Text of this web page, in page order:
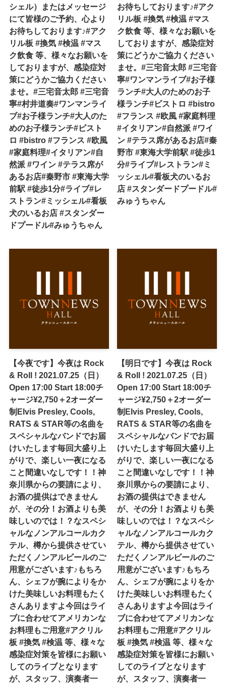
シェル）またはメッセージ
にて皆様のご予約、心より
お待ちしております♪#アク
リル板 #換気 #検温 #マス
ク飲食 等、様々なお願いを
しておりますが、感染症対
策にどうかご協力ください
ませ。#三宅音太郎 #三宅音
寧#村井道奏#ワンマンライ
ブ#お子様ランチ#大人のた
めのお子様ランチ#ビスト
ロ #bistro #フランス #欧風
#家庭料理#イタリアン#自
然派 #ワイン #テラス席が
あるお店#秦野市 #東海大学
前駅 #徒歩1分#ライブ#レ
ストラン#ミッシェル#看板
犬のいるお店 #スタンダー
ドプードル#みゅうちゃん
お待ちしております♪#アク
リル板 #換気 #検温 #マス
ク飲食 等、様々なお願いを
しておりますが、感染症対
策にどうかご協力ください
ませ。#三宅音太郎 #三宅音
寧#ワンマンライブ#お子様
ランチ#大人のためのお子
様ランチ#ビストロ #bistro
#フランス #欧風 #家庭料理
#イタリアン#自然派 #ワイ
ン #テラス席があるお店#秦
野市 #東海大学前駅 #徒歩1
分#ライブ#レストラン#ミ
ッシェル#看板犬のいるお
店 #スタンダードプードル#
みゅうちゃん
【今夜です】今夜は Rock
& Roll ! 2021.07.25（日）
Open 17:00 Start 18:00チ
ャージ¥2,750＋2オーダー
制Elvis Presley, Cools,
RATS & STAR等の名曲を
スペシャルなバンドでお届
けいたします毎回大盛り上
がりで、楽しい一夜になる
こと間違いなしです！！神
奈川県からの要請により、
お酒の提供はできません
が、その分！お酒よりも美
味しいのでは！？なスペシ
ャルなノンアルコールカク
テル、樽から提供させてい
ただくノンアルビールのご
用意がございます♪もちろ
ん、シェフが腕によりをか
けた美味しいお料理もたく
さんありますよ今回はライ
ブに合わせてアメリカンな
お料理もご用意#アクリル
板 #換気 #検温 等、様々な
感染症対策を皆様にお願い
してのライブとなります
が、スタッフ、演奏者一
【明日です】今夜は Rock
& Roll ! 2021.07.25（日）
Open 17:00 Start 18:00チ
ャージ¥2,750＋2オーダー
制Elvis Presley, Cools,
RATS & STAR等の名曲を
スペシャルなバンドでお届
けいたします毎回大盛り上
がりで、楽しい一夜になる
こと間違いなしです！！神
奈川県からの要請により、
お酒の提供はできません
が、その分！お酒よりも美
味しいのでは！？なスペシ
ャルなノンアルコールカク
テル、樽から提供させてい
ただくノンアルビールのご
用意がございます♪もちろ
ん、シェフが腕によりをか
けた美味しいお料理もたく
さんありますよ今回はライ
ブに合わせてアメリカンな
お料理もご用意#アクリル
板 #換気 #検温 等、様々な
感染症対策を皆様にお願い
してのライブとなります
が、スタッフ、演奏者一